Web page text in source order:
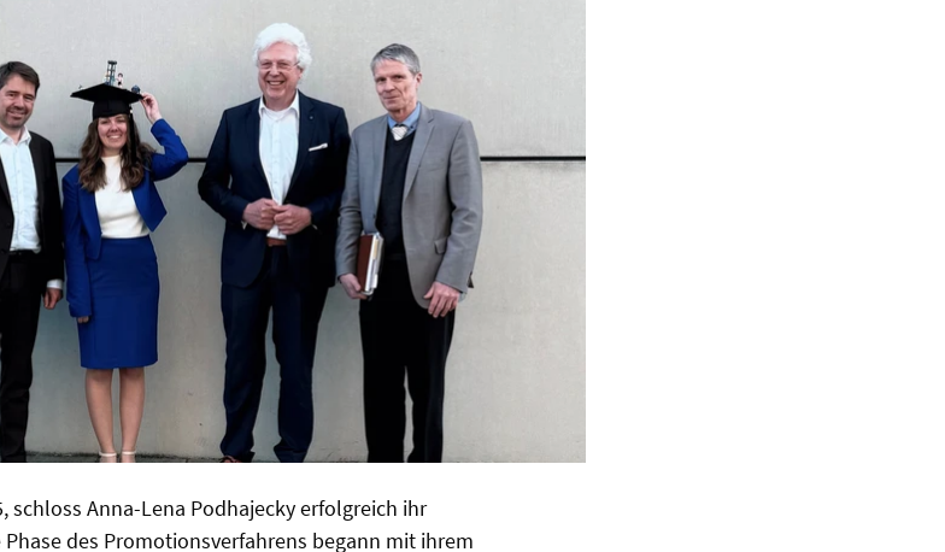
schloss Anna-Lena Podhajecky erfolgreich ihr
des Promotionsverfahrens begann mit ihrem